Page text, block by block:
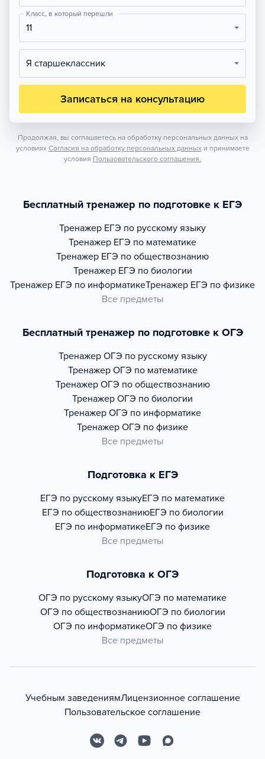
Класс, в который перешли
11
Я старшеклассник
Записаться на консультацию
Продолжая, вы соглашаетесь на обработку персональных данных на
условиях Согласия на обработку персональных данных и принимаете
условия Пользовательского соглашения.
Бесплатный тренажер по подготовке к ЕГЭ
Тренажер ЕГЭ по русскому языку
Тренажер ЕГЭ по математике
Тренажер ЕГЭ по обществознанию
Тренажер ЕГЭ по биологии
Тренажер ЕГЭ по информатикеТренажер ЕГЭ по физике
Все предметы
Бесплатный тренажер по подготовке к ОГЭ
Тренажер ОГЭ по русскому языку
Тренажер ОГЭ по математике
Тренажер ОГЭ по обществознанию
Тренажер ОГЭ по биологии
Тренажер ОГЭ по информатике
Тренажер ОГЭ по физике
Все предметы
Подготовка к ЕГЭ
ЕГЭ по русскому языкуЕГЭ по математике
ЕГЭ по обществознаниюЕГЭ по биологии
ЕГЭ по информатикеЕГЭ по физике
Все предметы
Подготовка к ОГЭ
ОГЭ по русскому языкуОГЭ по математике
ОГЭ по обществознаниюОГЭ по биологии
ОГЭ по информатикеОГЭ по физике
Все предметы
Учебным заведениямЛицензионное соглашение
Пользовательское соглашение